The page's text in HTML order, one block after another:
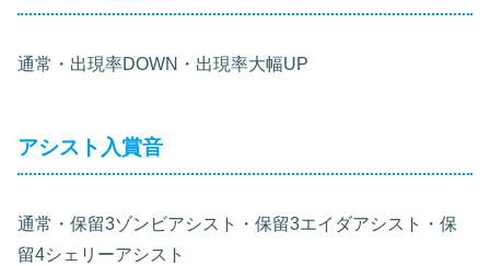
通常・出現率DOWN・出現率大幅UP
アシスト入賞音
通常・保留3ゾンビアシスト・保留3エイダアシスト・保
留4シェリーアシスト